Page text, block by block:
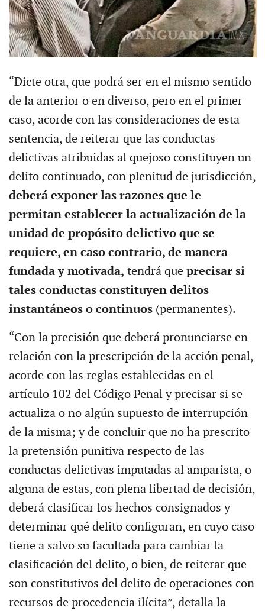
“Dicte otra, que podrá ser en el mismo sentido
de la anterior o en diverso, pero en el primer
caso, acorde con las consideraciones de esta
sentencia, de reiterar que las conductas
delictivas atribuidas al quejoso constituyen un
delito continuado, con plenitud de jurisdicción,
deberá exponer las razones que le
permitan establecer la actualización de la
unidad de propósito delictivo que se
requiere, en caso contrario, de manera
fundada y motivada, tendrá que precisar si
tales conductas constituyen delitos
instantáneos o continuos (permanentes).
“Con la precisión que deberá pronunciarse en
relación con la prescripción de la acción penal,
acorde con las reglas establecidas en el
artículo 102 del Código Penal y precisar si se
actualiza o no algún supuesto de interrupción
de la misma; y de concluir que no ha prescrito
la pretensión punitiva respecto de las
conductas delictivas imputadas al amparista, o
alguna de estas, con plena libertad de decisión,
deberá clasificar los hechos consignados y
determinar qué delito configuran, en cuyo caso
tiene a salvo su facultada para cambiar la
clasificación del delito, o bien, de reiterar que
son constitutivos del delito de operaciones con
recursos de procedencia ilícita”, detalla la